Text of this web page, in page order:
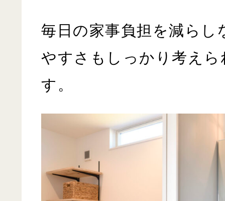
毎日の家事負担を減らし
やすさもしっかり考え
す。